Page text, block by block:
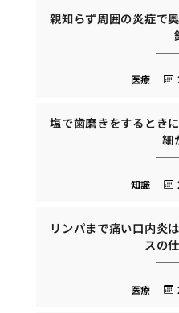
親知らず周囲の炎症で
医療
塩で歯磨きをするとき
細
知識
リンパまで痛い口内炎
スの
医療